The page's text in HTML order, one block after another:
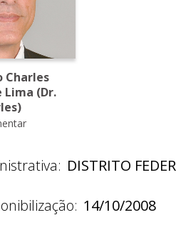
Charles
Lima (Dr.
DISTRITO
14/10/2008